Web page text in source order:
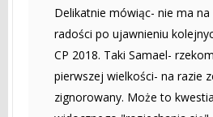
Delikatnie mówiąc- nie ma na
radości po ujawnieniu
CP 2018. Taki Samael-
pierwszej wielkości- na razie
zignorowany. Może to